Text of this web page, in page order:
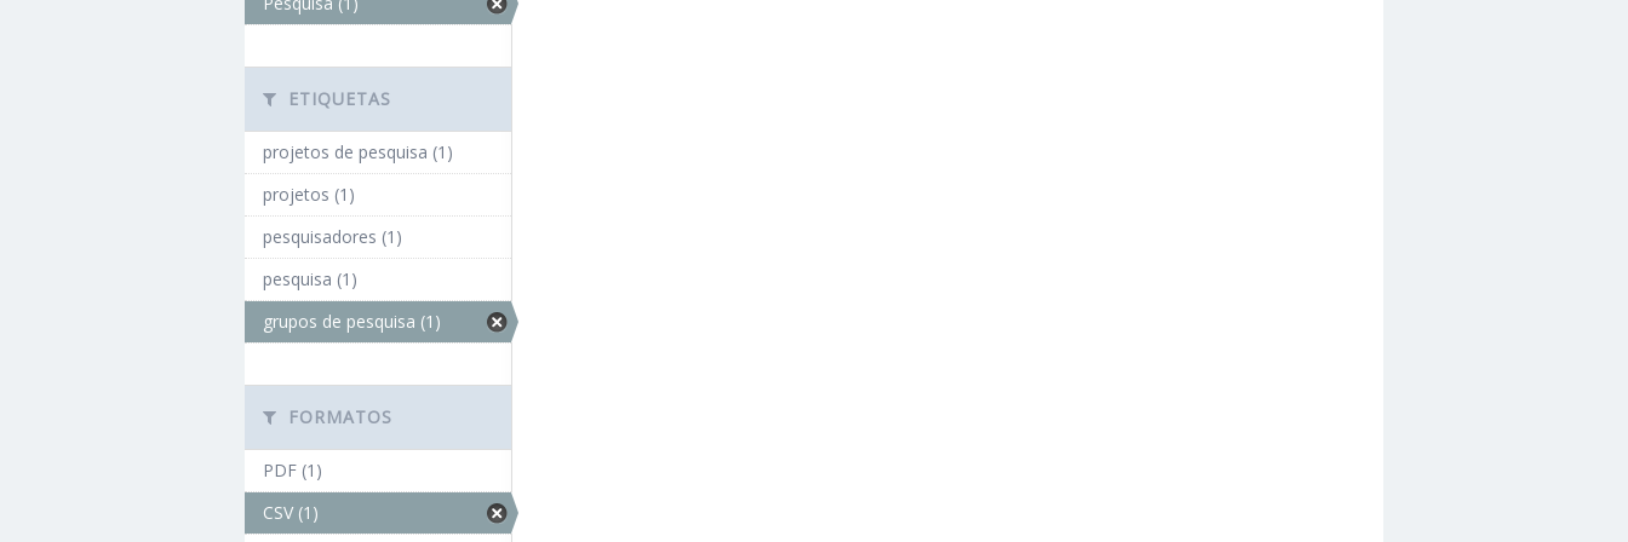
ETIQUETAS
projetos de pesquisa (1)
projetos (1)
pesquisadores (1)
pesquisa (1)
grupos de pesquisa (1)
FORMATOS
PDF (1)
CSV (1)